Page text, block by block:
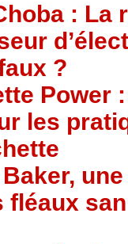
: La
?
Power
les
fléaux